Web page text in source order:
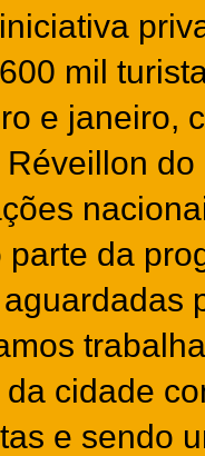
mil
e janeiro,
do
parte da
cidade
e sendo